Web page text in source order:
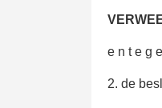
e n t e g
2. de